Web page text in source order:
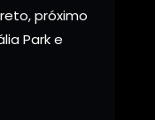
próximo
Park e